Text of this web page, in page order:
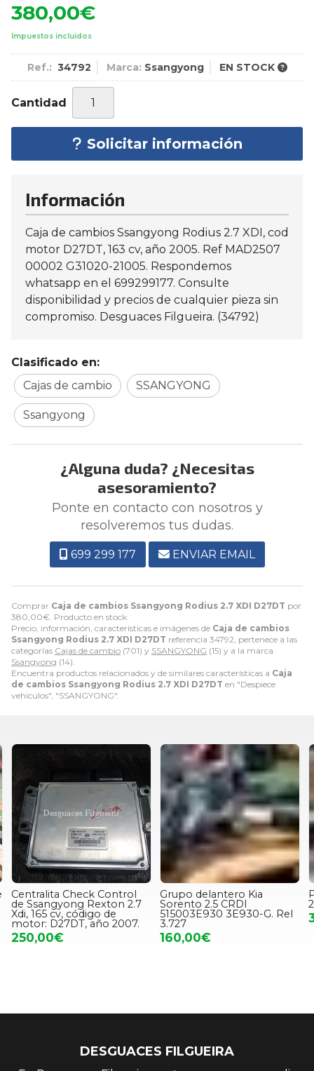
380,00€
Impuestos incluidos
Ref.: 34792 Marca: Ssangyong EN STOCK
Cantidad
Solicitar información
Comprar Caja de cambios Ssangyong Rodius 2.7 XDI D27DT por
380,00€ . Producto en stock.
Precio, información, características e imágenes de Caja de cambios
Ssangyong Rodius 2.7 XDI D27DT referencia 34792, pertenece a las
categorías Cajas de cambio (701) y SSANGYONG (15) y a la marca
Ssangyong (14).
Encuentra productos relacionados y de similares características a Caja
de cambios Ssangyong Rodius 2.7 XDI D27DT en "Despiece
vehiculos", "SSANGYONG".
Información
Caja de cambios Ssangyong Rodius 2.7 XDI, cod
motor D27DT, 163 cv, año 2005. Ref MAD2507
00002 G31020-21005. Respondemos
whatsapp en el 699299177. Consulte
disponibilidad y precios de cualquier pieza sin
compromiso. Desguaces Filgueira. (34792)
Clasificado en:
Cajas de cambio
SSANGYONG
Ssangyong
¿Alguna duda? ¿Necesitas
asesoramiento?
Ponte en contacto con nosotros y
resolveremos tus dudas.
699 299 177 ENVIAR EMAIL
Centralita Check Control
de Ssangyong Rexton 2.7
Xdi, 165 cv, código de
motor: D27DT, año 2007.
250,00€
Grupo delantero Kia
Sorento 2.5 CRDI
515003E930 3E930-G. Rel
3.727
160,00€
DESGUACES FILGUEIRA